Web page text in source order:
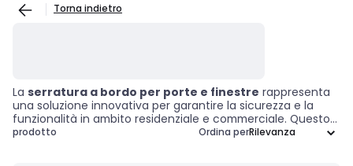
Torna indietro
La serratura a bordo per porte e finestre rappresenta
una soluzione innovativa per garantire la sicurezza e la
funzionalità in ambito residenziale e commerciale. Questo
meccanismo di chiusura, progettato per essere montato
prodotto Ordina per